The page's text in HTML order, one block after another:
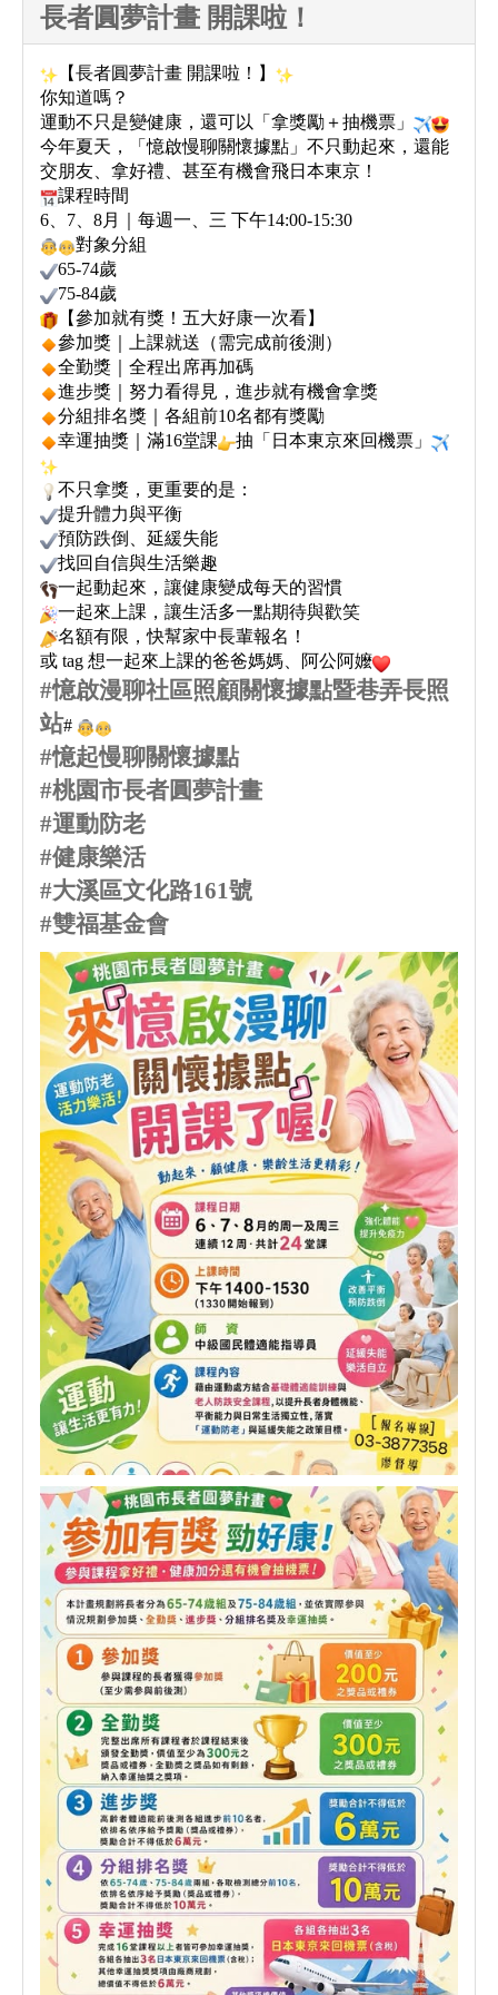
長者圓夢計畫 開課啦！
【長者圓夢計畫 開課啦！】
你知道嗎？
運動不只是變健康，還可以「拿獎勵＋抽機票」
今年夏天，「憶啟慢聊關懷據點」不只動起來，還能
交朋友、拿好禮、甚至有機會飛日本東京！
課程時間
6、7、8月｜每週一、三 下午14:00-15:30
對象分組
65-74歲
75-84歲
【參加就有獎！五大好康一次看】
參加獎｜上課就送（需完成前後測）
全勤獎｜全程出席再加碼
進步獎｜努力看得見，進步就有機會拿獎
分組排名獎｜各組前10名都有獎勵
幸運抽獎｜滿16堂課
抽「日本東京來回機票」
不只拿獎，更重要的是：
提升體力與平衡
預防跌倒、延緩失能
找回自信與生活樂趣
一起動起來，讓健康變成每天的習慣
一起來上課，讓生活多一點期待與歡笑
名額有限，快幫家中長輩報名！
或 tag 想一起來上課的爸爸媽媽、阿公阿嬤
#憶啟漫聊社區照顧關懷據點暨巷弄長照
站#
#憶起慢聊關懷據點
#桃園市長者圓夢計畫
#運動防老
#健康樂活
#大溪區文化路161號
#雙福基金會